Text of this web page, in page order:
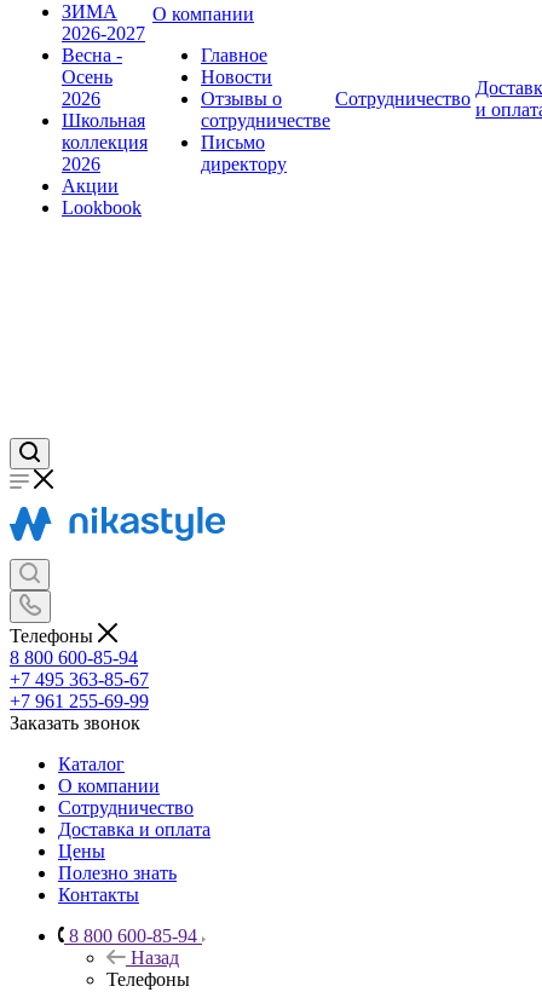
ЗИМА
2026-2027
Весна -
Осень
2026
Школьная
коллекция
2026
Акции
Lookbook
О компании
Главное
Новости
Отзывы о
сотрудничестве
Письмо
директору
Сотрудничество
и
Телефоны
8 800 600-85-94
+7 495 363-85-67
+7 961 255-69-99
Заказать звонок
Каталог
О компании
Сотрудничество
Доставка и оплата
Цены
Полезно знать
Контакты
8 800 600-85-94
Назад
Телефоны